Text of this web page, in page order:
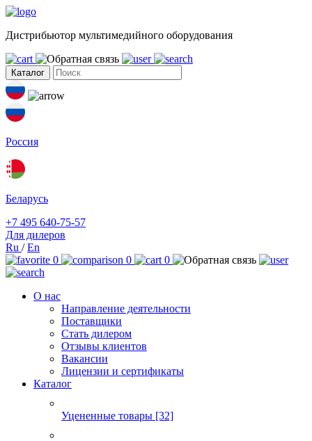
Дистрибьютор мультимедийного оборудования
Каталог
Россия
Беларусь
+7 495 640-75-57
Для дилеров
Ru /En
0
0 0
О нас
Направление деятельности
Поставщики
Стать дилером
Отзывы клиентов
Вакансии
Лицензии и сертификаты
Каталог
Уцененные товары [32]